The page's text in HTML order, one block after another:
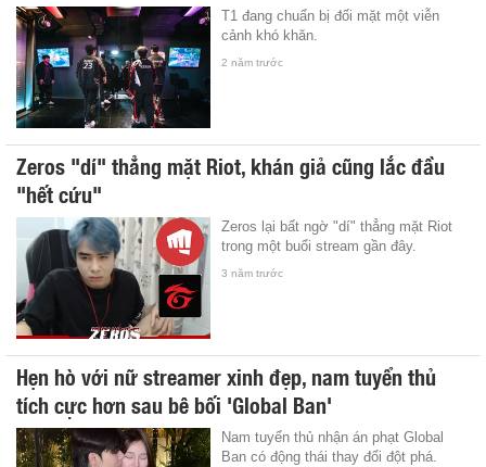
T1 đang chuẩn bị đối mặt một viễn
cảnh khó khăn.
2 năm trước
Zeros "dí" thẳng mặt Riot, khán giả cũng lắc đầu
"hết cứu"
Zeros lại bất ngờ "dí" thẳng mặt Riot
trong một buổi stream gần đây.
3 năm trước
Hẹn hò với nữ streamer xinh đẹp, nam tuyển thủ
tích cực hơn sau bê bối 'Global Ban'
Nam tuyển thủ nhận án phạt Global
Ban có động thái thay đổi đột phá.